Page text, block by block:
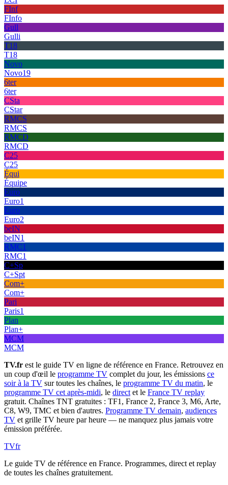
FInf
FInfo
Gull
Gulli
T18
T18
Novo
Novo19
6ter
6ter
CSta
CStar
RMCS
RMCS
RMCD
RMCD
C25
C25
Équi
Équipe
Euro
Euro1
Euro
Euro2
beIN
beIN1
RMC1
RMC1
C+Sp
C+Spt
Com+
Com+
Pari
Paris1
Plan
Plan+
MCM
MCM
TV.fr est le guide TV en ligne de référence en France. Retrouvez en
un coup d'œil le programme TV complet du jour, les émissions ce
soir à la TV sur toutes les chaînes, le programme TV du matin, le
programme TV cet après-midi, le direct et le France TV replay
gratuit. Chaînes TNT gratuites : TF1, France 2, France 3, M6, Arte,
C8, W9, TMC et bien d'autres. Programme TV demain, audiences
TV et grille TV heure par heure — ne manquez plus jamais votre
émission préférée.
TVfr
Le guide TV de référence en France. Programmes, direct et replay
de toutes les chaînes gratuitement.